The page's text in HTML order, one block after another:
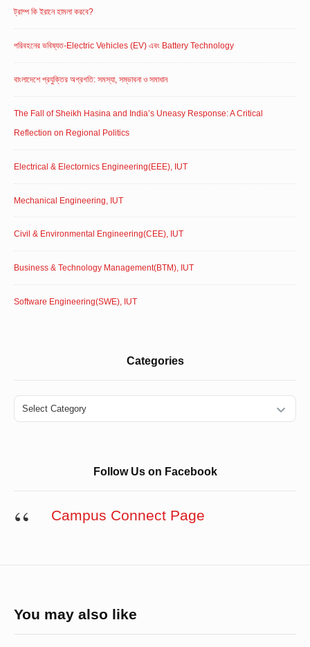
ট্রাম্প কি ইরানে হামলা করবে?
পরিবহনের ভবিষ্যত-Electric Vehicles (EV) এবং Battery Technology
বাংলাদেশে প্রযুক্তির অগ্রগতি: সমস্যা, সম্ভাবনা ও সমাধান
The Fall of Sheikh Hasina and India’s Uneasy Response: A Critical
Reflection on Regional Politics
Electrical & Electornics Engineering(EEE), IUT
Mechanical Engineering, IUT
Civil & Environmental Engineering(CEE), IUT
Business & Technology Management(BTM), IUT
Software Engineering(SWE), IUT
Categories
Categories
Follow Us on Facebook
Campus Connect Page
You may also like